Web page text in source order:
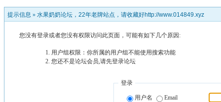
提示信息 » 水果奶奶论坛，22年老牌站点，请收藏好http://www.014849.xyz
您没有登录或者您没有权限访问此页面，可能有如下几个原因:
用户组权限：你所属的用户组不能使用搜索功能
您还不是论坛会员,请先登录论坛
登录
用户名 Email